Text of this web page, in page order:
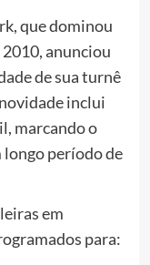
que dominou
2010, anunciou
de sua turnê
inclui
marcando o
longo período de
em
para: